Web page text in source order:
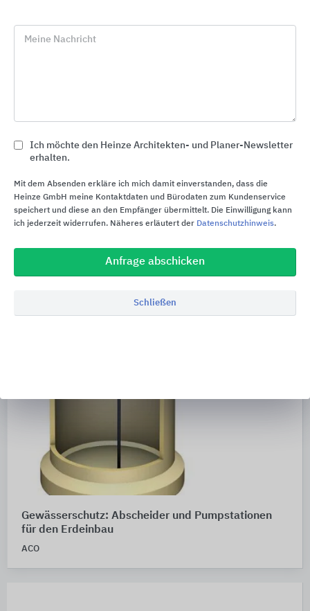
Industrietorsysteme
Gewässerschutz: Abscheider und Pumpstationen
für den Erdeinbau
ACO
Meine Nachricht
Ich möchte den Heinze Architekten- und Planer-Newsletter
erhalten.
Mit dem Absenden erkläre ich mich damit einverstanden, dass die
Heinze GmbH meine Kontaktdaten und Bürodaten zum Kundenservice
speichert und diese an den Empfänger übermittelt. Die Einwilligung kann
ich jederzeit widerrufen. Näheres erläutert der Datenschutzhinweis.
Anfrage abschicken
Schließen